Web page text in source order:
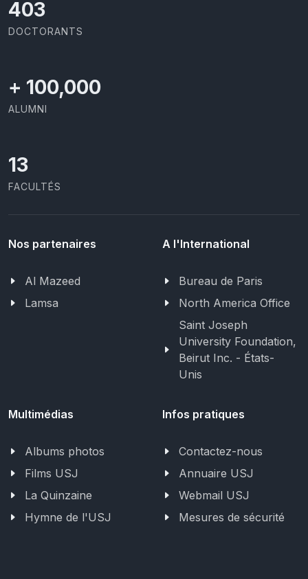
426
DOCTORANTS
+ 100,000
ALUMNI
13
FACULTÉS
Nos partenaires
Al Mazeed
Lamsa
A l'International
Bureau de Paris
North America Office
Saint Joseph
University Foundation,
Beirut Inc. - États-
Unis
Multimédias
Albums photos
Films USJ
La Quinzaine
Hymne de l'USJ
Infos pratiques
Contactez-nous
Annuaire USJ
Webmail USJ
Mesures de sécurité